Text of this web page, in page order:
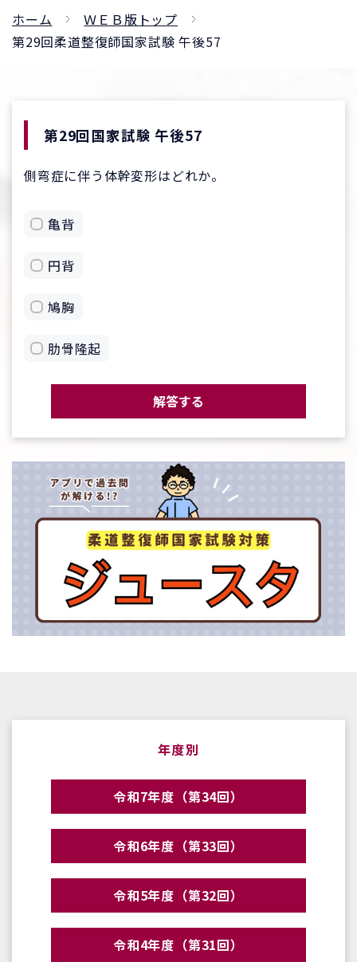
ホーム
ＷＥＢ版トップ
第29回柔道整復師国家試験 午後57
第29回国家試験 午後57
側弯症に伴う体幹変形はどれか。
亀背
円背
鳩胸
肋骨隆起
解答する
年度別
令和7年度（第34回）
令和6年度（第33回）
令和5年度（第32回）
令和4年度（第31回）